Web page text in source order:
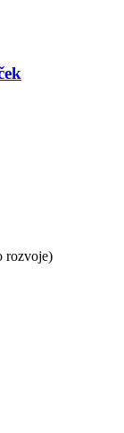
rozvoje)